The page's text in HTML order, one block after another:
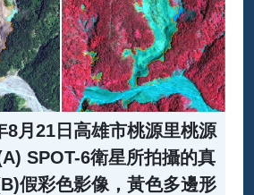
8月21日高雄市桃源里桃源
SPOT-6衛星所拍攝的真
假彩色影像，黃色多邊形